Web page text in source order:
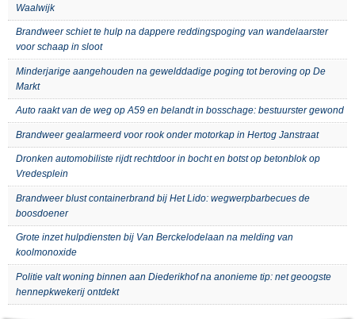
Waalwijk
Brandweer schiet te hulp na dappere reddingspoging van wandelaarster
voor schaap in sloot
Minderjarige aangehouden na gewelddadige poging tot beroving op De
Markt
Auto raakt van de weg op A59 en belandt in bosschage: bestuurster gewond
Brandweer gealarmeerd voor rook onder motorkap in Hertog Janstraat
Dronken automobiliste rijdt rechtdoor in bocht en botst op betonblok op
Vredesplein
Brandweer blust containerbrand bij Het Lido: wegwerpbarbecues de
boosdoener
Grote inzet hulpdiensten bij Van Berckelodelaan na melding van
koolmonoxide
Politie valt woning binnen aan Diederikhof na anonieme tip: net geoogste
hennepkwekerij ontdekt